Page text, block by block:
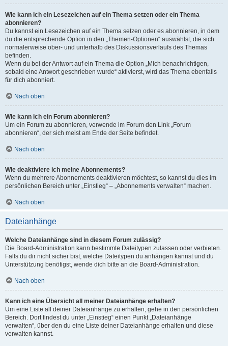
Wie kann ich ein Lesezeichen auf ein Thema setzen oder ein Thema
abonnieren?
Du kannst ein Lesezeichen auf ein Thema setzen oder es abonnieren, in dem
du die entsprechende Option in den „Themen-Optionen“ auswählst, die sich
normalerweise ober- und unterhalb des Diskussionsverlaufs des Themas
befinden.
Wenn du bei der Antwort auf ein Thema die Option „Mich benachrichtigen,
sobald eine Antwort geschrieben wurde“ aktivierst, wird das Thema ebenfalls
für dich abonniert.
Nach oben
Wie kann ich ein Forum abonnieren?
Um ein Forum zu abonnieren, verwende im Forum den Link „Forum
abonnieren“, der sich meist am Ende der Seite befindet.
Nach oben
Wie deaktiviere ich meine Abonnements?
Wenn du mehrere Abonnements deaktivieren möchtest, so kannst du dies im
persönlichen Bereich unter „Einstieg“ – „Abonnements verwalten“ machen.
Nach oben
Dateianhänge
Welche Dateianhänge sind in diesem Forum zulässig?
Die Board-Administration kann bestimmte Dateitypen zulassen oder verbieten.
Falls du dir nicht sicher bist, welche Dateitypen du anhängen kannst und du
Unterstützung benötigst, wende dich bitte an die Board-Administration.
Nach oben
Kann ich eine Übersicht all meiner Dateianhänge erhalten?
Um eine Liste all deiner Dateianhänge zu erhalten, gehe in den persönlichen
Bereich. Dort findest du unter „Einstieg“ einen Punkt „Dateianhänge
verwalten“, über den du eine Liste deiner Dateianhänge erhalten und diese
verwalten kannst.